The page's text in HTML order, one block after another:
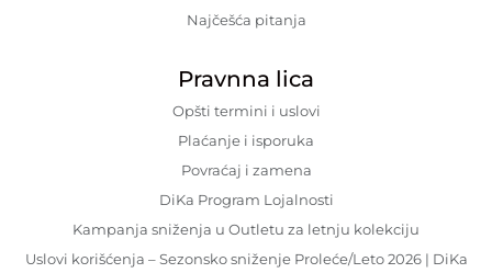
Najčešća pitanja
Pravnna lica
Opšti termini i uslovi
Plaćanje i isporuka
Povraćaj i zamena
DiKa Program Lojalnosti
Kampanja sniženja u Outletu za letnju kolekciju
Uslovi korišćenja – Sezonsko sniženje Proleće/Leto 2026 | DiKa